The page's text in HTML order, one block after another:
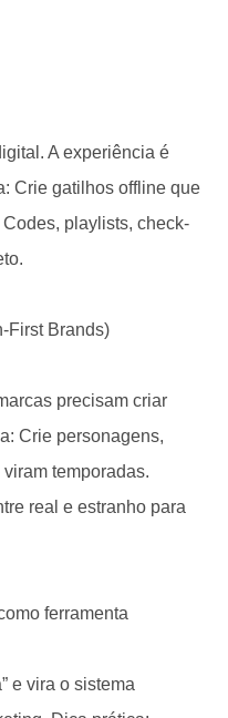
A experiência é
Crie gatilhos offline que
playlists, check-
First Brands)
precisam criar
Crie personagens,
temporadas.
real e estranho para
ferramenta
e vira o sistema